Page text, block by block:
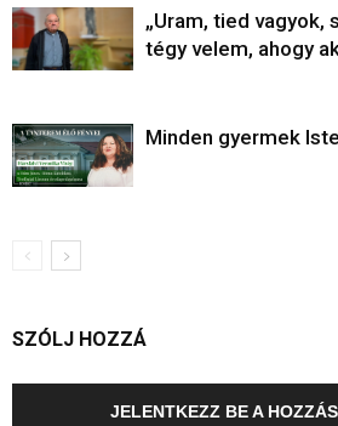
„Uram, tied vagyok,
tégy velem, ahogy
Minden gyermek
SZÓLJ HOZZÁ
JELENTKEZZ BE A